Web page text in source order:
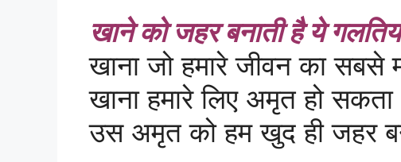
खाने को जहर बनाती है ये
खाना जो हमारे जीवन का सबसे
खाना हमारे लिए अमृत हो
उस अमृत को हम खुद ही जहर